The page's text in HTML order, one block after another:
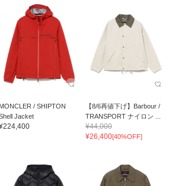
MONCLER / SHIPTON
Jacket
【8/6再値下げ】Barbour /
TRANSPORT ナイロン ...
¥44,000
¥26,400[40%OFF]